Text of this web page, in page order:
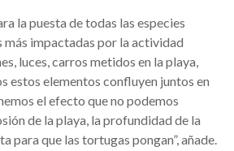
la puesta de todas las especies
más impactadas por la actividad
luces, carros metidos en la playa,
estos elementos confluyen juntos en
el efecto que no podemos
de la playa, la profundidad de la
para que las tortugas pongan”, añade.